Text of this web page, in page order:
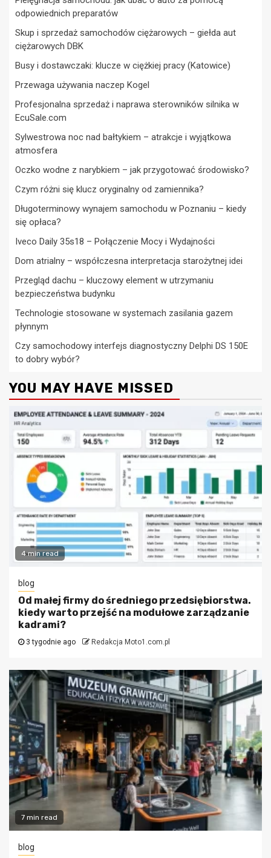
odpowiednich preparatów
Skup i sprzedaż samochodów ciężarowych – giełda aut
ciężarowych DBK
Busy i dostawczaki: klucze w ciężkiej pracy (Katowice)
Przewaga używania naczep Kogel
Profesjonalna sprzedaż i naprawa sterowników silnika w
EcuSale.com
Sylwestrowa noc nad bałtykiem – atrakcje i wyjątkowa
atmosfera
Oczko wodne z narybkiem – jak przygotować środowisko?
Czym różni się klucz oryginalny od zamiennika?
Długoterminowy wynajem samochodu w Poznaniu – kiedy
się opłaca?
Iveco Daily 35s18 – Połączenie Mocy i Wydajności
Dom atrialny – współczesna interpretacja starożytnej idei
Przegląd dachu – kluczowy element w utrzymaniu
bezpieczeństwa budynku
Technologie stosowane w systemach zasilania gazem
płynnym
Czy samochodowy interfejs diagnostyczny Delphi DS 150E
to dobry wybór?
YOU MAY HAVE MISSED
4 min read
blog
Od małej firmy do średniego przedsiębiorstwa.
kiedy warto przejść na modułowe zarządzanie
kadrami?
3 tygodnie ago Redakcja Moto1.com.pl
7 min read
blog